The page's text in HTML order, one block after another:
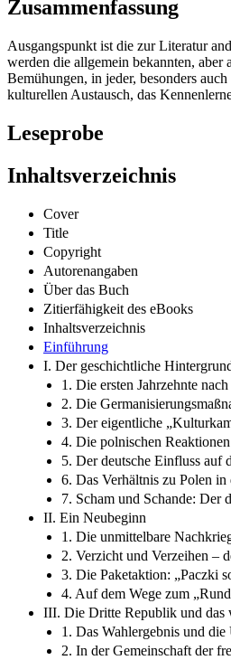
Zusammenfassung
Ausgangspunkt ist die zur Literatur
werden die allgemein bekannten, aber
Bemühungen, in jeder, besonders
kulturellen Austausch, das
Leseprobe
Inhaltsverzeichnis
Cover
Title
Copyright
Autorenangaben
Über das Buch
Zitierfähigkeit des eBooks
Inhaltsverzeichnis
Einführung
I. Der geschichtliche
1. Die ersten Jahrzehnte
2. Die
3. Der eigentliche
4. Die polnischen
5. Der deutsche Einfluss auf
6. Das Verhältnis zu Polen
7. Scham und Schande: Der
II. Ein Neubeginn
1. Die unmittelbare
2. Verzicht und Verzeihen –
3. Die Paketaktion: „Paczki
4. Auf dem Wege zum
III. Die Dritte Republik und das
1. Das Wahlergebnis und die
2. In der Gemeinschaft der